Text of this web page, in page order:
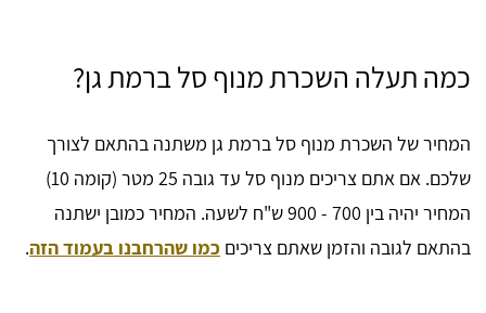
כמה תעלה השכרת מנוף סל ברמת גן?
המחיר של השכרת מנוף סל ברמת גן משתנה בהתאם לצורך
שלכם. אם אתם צריכים מנוף סל עד גובה 25 מטר (קומה 10)
המחיר יהיה בין 700 - 900 ש"ח לשעה. המחיר כמובן ישתנה
בהתאם לגובה והזמן שאתם צריכים כמו שהרחבנו בעמוד הזה.